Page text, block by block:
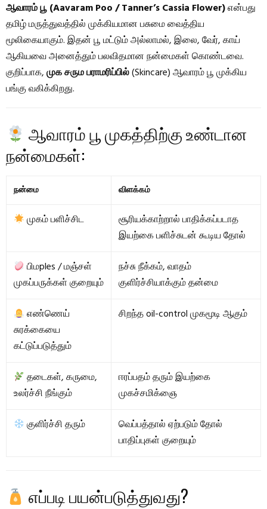
ஆவாரம் பூ (Aavaram Poo / Tanner’s Cassia Flower)என்பது
தமிழ் மருத்துவத்தில் முக்கியமான பசுமை வைத்திய
மூலிகையாகும். இதன் பூ மட்டும் அல்லாமல், இலை, வேர், காய்
ஆகியவை அனைத்தும் பலவிதமான நன்மைகள் கொண்டவை.
குறிப்பாக,முக சரும பராமரிப்பில்(Skincare) ஆவாரம் பூ முக்கிய
பங்கு வகிக்கிறது.
ஆவாரம் பூ முகத்திற்கு உண்டான
நன்மைகள்:
நன்மை விளக்கம்
முகம் பளிச்சிட
சூரியக்காற்றால் பாதிக்கப்படாத
இயற்கை பளிச்சுடன் கூடிய தோல்
பிமples / மஞ்சள்
முகப்பருக்கள் குறையும்
நச்சு நீக்கம், வாதம்
குளிர்ச்சியாக்கும் தன்மை
எண்ணெய்
சுரக்கையை
கட்டுப்படுத்தும்
சிறந்த oil-control முகமூடி ஆகும்
தடைகள், கருமை,
உலர்ச்சி நீங்கும்
ஈரப்பதம் தரும் இயற்கை
முகச்சமிக்ஞை
குளிர்ச்சி தரும்
வெப்பத்தால் ஏற்படும் தோல்
பாதிப்புகள் குறையும்
எப்படி பயன்படுத்துவது?